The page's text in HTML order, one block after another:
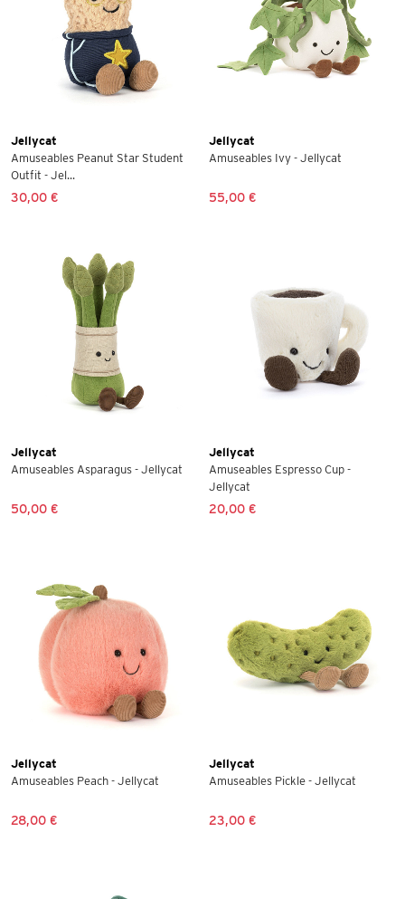
Jellycat
Amuseables Peanut Star Student
Outfit - Jel...
30,00 €
Jellycat
Amuseables Ivy - Jellycat
55,00 €
Jellycat
Amuseables Asparagus - Jellycat
50,00 €
Jellycat
Amuseables Espresso Cup -
Jellycat
20,00 €
Jellycat
Amuseables Peach - Jellycat
28,00 €
Jellycat
Amuseables Pickle - Jellycat
23,00 €